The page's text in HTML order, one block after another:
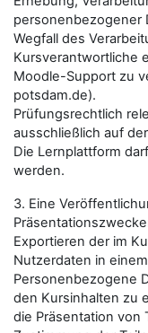
personenbezogener
Wegfall des
Kursverantwortliche
Moodle-Support zu
potsdam.de).
Prüfungsrechtlich
ausschließlich auf
Die Lernplattform
werden.
3. Eine
Exportieren der im
Nutzerdaten in
Personenbezogene
den Kursinhalten zu
die Präsentation von